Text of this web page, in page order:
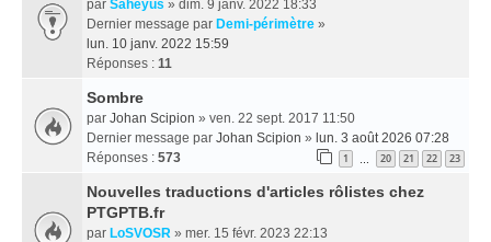
par Saheyus » dim. 9 janv. 2022 18:33
Dernier message par Demi-périmètre »
lun. 10 janv. 2022 15:59
Réponses : 11
Sombre
par Johan Scipion » ven. 22 sept. 2017 11:50
Dernier message par Johan Scipion » lun. 3 août 2026 07:28
Réponses : 573 1 20 21 22 23
Nouvelles traductions d'articles rôlistes chez
PTGPTB.fr
par LoSVOSR » mer. 15 févr. 2023 22:13